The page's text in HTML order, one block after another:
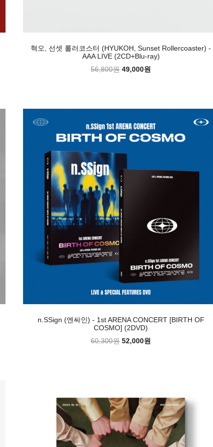
혁오, 선셋 롤러코스터 (HYUKOH, Sunset Rollercoaster) -
AAA LIVE (2CD+Blu-ray)
56,800원 49,000원
n.SSign (엔싸인) - 1st ARENA CONCERT [BIRTH OF
COSMO] (2DVD)
60,300원 52,000원